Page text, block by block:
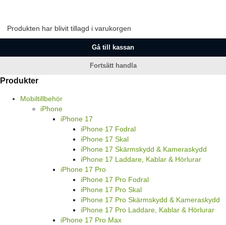
Produkten har blivit tillagd i varukorgen
Gå till kassan
Fortsätt handla
Produkter
Mobiltillbehör
iPhone
iPhone 17
iPhone 17 Fodral
iPhone 17 Skal
iPhone 17 Skärmskydd & Kameraskydd
iPhone 17 Laddare, Kablar & Hörlurar
iPhone 17 Pro
iPhone 17 Pro Fodral
iPhone 17 Pro Skal
iPhone 17 Pro Skärmskydd & Kameraskydd
iPhone 17 Pro Laddare, Kablar & Hörlurar
iPhone 17 Pro Max